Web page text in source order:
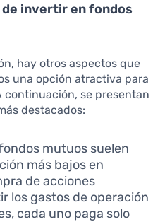
invertir en fondos
hay otros aspectos que
una opción atractiva para
continuación, se presentan
destacados:
mutuos suelen
más bajos en
de acciones
los gastos de operación
cada uno paga solo